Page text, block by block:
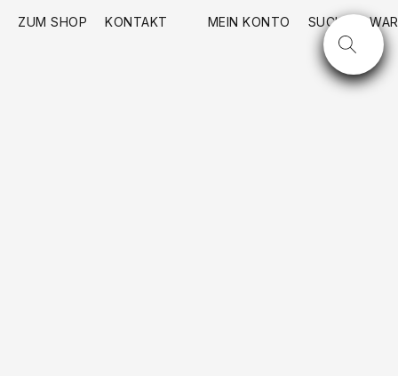
ZUM SHOP KONTAKT MEIN KONTO SUCHE